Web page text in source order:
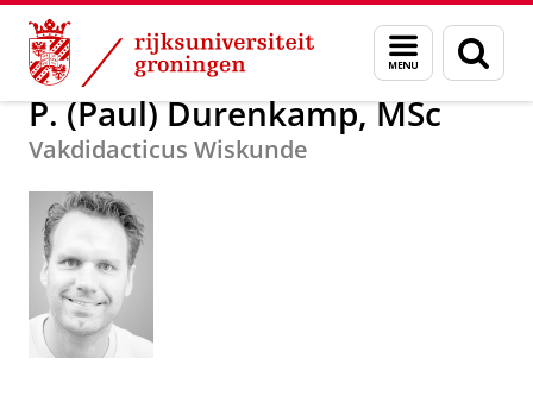
Skip
Content
Skip
Navigation
Menu
en
zoeken
Over ons P. (Paul) Durenkamp, MSc
P. (Paul) Durenkamp, MSc
Vakdidacticus Wiskunde